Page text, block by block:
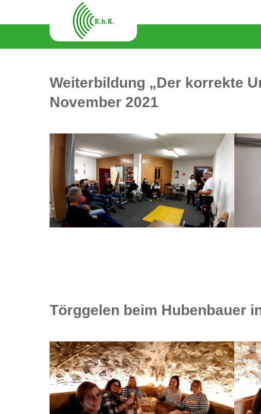
Weiterbildung „Der korrekte
November 2021
Törggelen beim Hubenbauer